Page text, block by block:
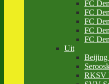
FC
FC
FC
FC
FC
Uit
Beijing
RKSV